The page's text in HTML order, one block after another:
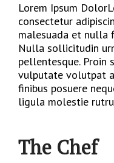
Lorem Ipsum
consectetur
malesuada et nulla
Nulla sollicitudin
pellentesque.
vulputate volutpat
finibus posuere
ligula molestie
The Chef